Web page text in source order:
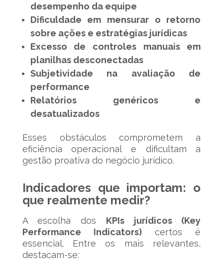
desempenho da equipe
Dificuldade em mensurar o retorno
sobre ações e estratégias jurídicas
Excesso de controles manuais em
planilhas desconectadas
Subjetividade na avaliação de
performance
Relatórios genéricos e
desatualizados
Esses obstáculos comprometem a
eficiência operacional e dificultam a
gestão proativa do negócio jurídico.
Indicadores que importam: o
que realmente medir?
A escolha dos KPIs jurídicos (Key
Performance Indicators)certos é
essencial. Entre os mais relevantes,
destacam-se: